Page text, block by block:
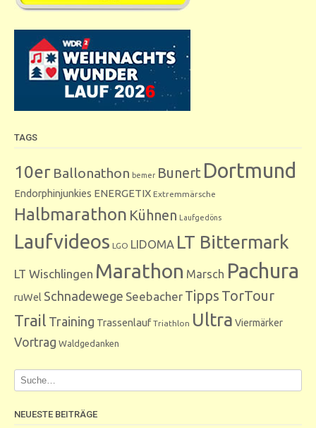
TAGS
10er Ballonathon bemer Bunert Dortmund
Endorphinjunkies ENERGETIX Extremmärsche
Halbmarathon Kühnen Laufgedöns
Laufvideos LGO LIDOMA LT Bittermark
LT Wischlingen Marathon Marsch Pachura
ruWel Schnadewege Seebacher Tipps TorTour
Trail Training Trassenlauf Triathlon Ultra Viermärker
Vortrag Waldgedanken
NEUESTE BEITRÄGE